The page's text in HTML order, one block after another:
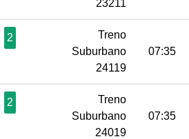
23211
2
Treno
Suburbano
24119
07:35
2
Treno
Suburbano
24019
07:35